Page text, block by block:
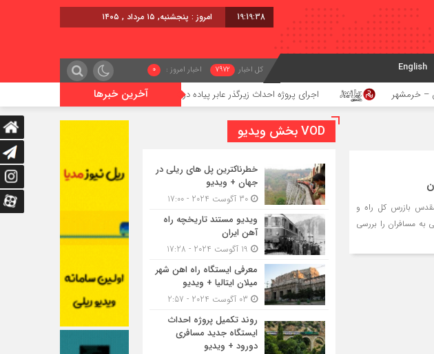
19:19:39 امروز : پنجشنبه, ۱۵ مرداد , ۱۴۰۵
English کل اخبار 7972 اخبار امروز : 0
آخرین خبرها اجرای پروژه احداث زیرگذر عابر پیاده در حریم ریلی قائمشهر
بازرس کل راه و
به مسافران را بررسی
VOD بخش ویدیو
خطرناکترین پل های ریلی در
جهان + ویدیو
ویدیو مستند تاریخچه راه
آهن ایران
معرفی ایستگاه راه اهن شهر
میلان ایتالیا + ویدیو
روند تکمیل پروژه احداث
ایستگاه جدید مسافری
دورود + ویدیو